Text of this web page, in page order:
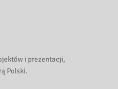
i prezentacji,
Polski.